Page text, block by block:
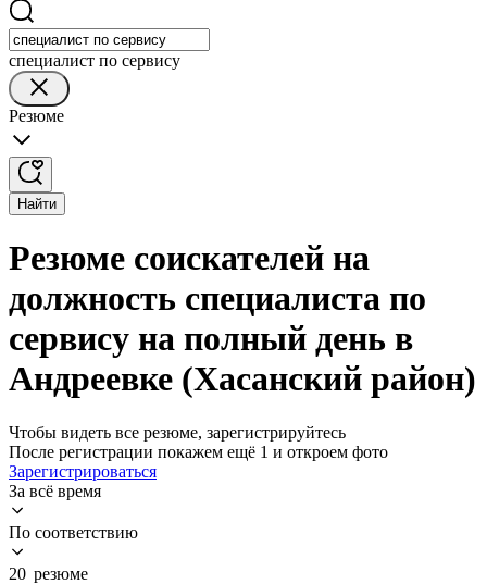
специалист по сервису
Резюме
Найти
Резюме соискателей на
должность специалиста по
сервису на полный день в
Андреевке (Хасанский район)
Чтобы видеть все резюме, зарегистрируйтесь
После регистрации покажем ещё 1 и откроем фото
Зарегистрироваться
За всё время
По соответствию
20 резюме